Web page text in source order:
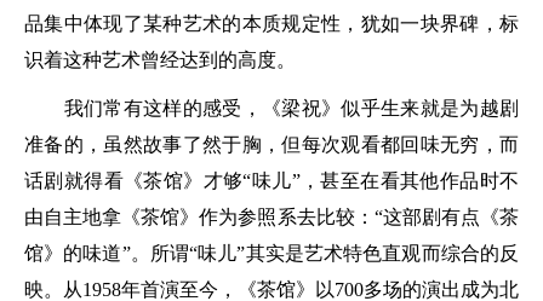
品集中体现了某种艺术的本质规定性，犹如一块界碑，标
识着这种艺术曾经达到的高度。
我们常有这样的感受，《梁祝》似乎生来就是为越剧
准备的，虽然故事了然于胸，但每次观看都回味无穷，而
话剧就得看《茶馆》才够“味儿”，甚至在看其他作品时不
由自主地拿《茶馆》作为参照系去比较：“这部剧有点《茶
馆》的味道”。所谓“味儿”其实是艺术特色直观而综合的反
映。从1958年首演至今，《茶馆》以700多场的演出成为北